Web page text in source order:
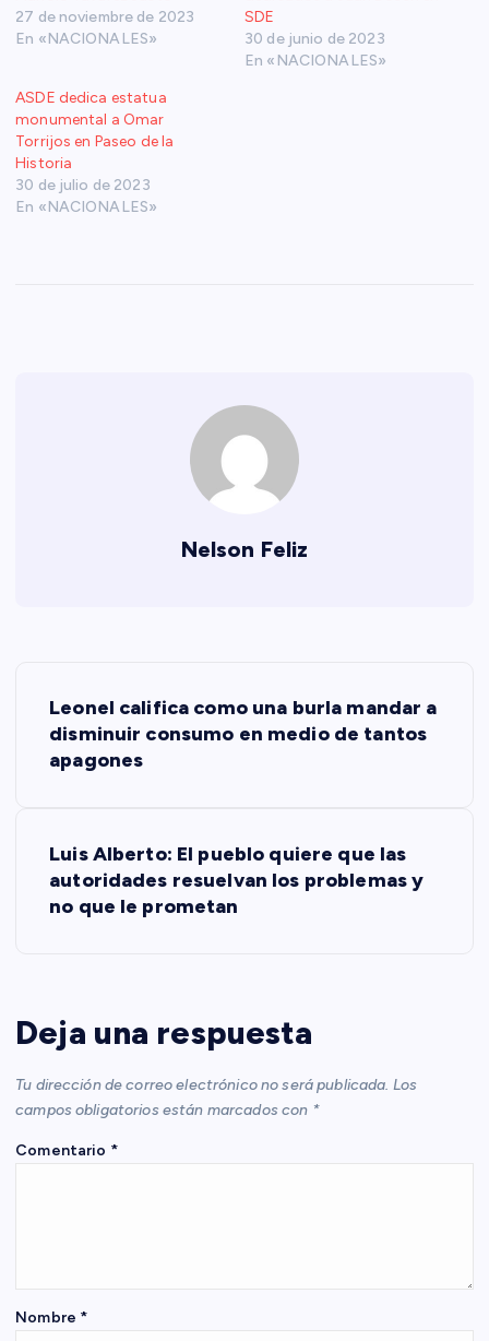
27 de noviembre de 2023
En «NACIONALES»
SDE
30 de junio de 2023
En «NACIONALES»
ASDE dedica estatua
monumental a Omar
Torrijos en Paseo de la
Historia
30 de julio de 2023
En «NACIONALES»
Nelson Feliz
c
i
ó
n
e
Leonel califica como una burla mandar a
disminuir consumo en medio de tantos
apagones
Luis Alberto: El pueblo quiere que las
autoridades resuelvan los problemas y
no que le prometan
Deja una respuesta
Tu dirección de correo electrónico no será publicada. Los
campos obligatorios están marcados con *
Comentario *
Nombre *